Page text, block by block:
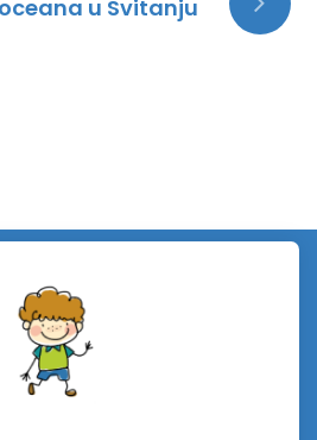
u Svitanju